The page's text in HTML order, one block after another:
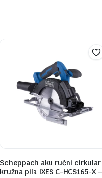
Scheppach aku ručni cirkular
kružna pila IXES C-HCS165-X –